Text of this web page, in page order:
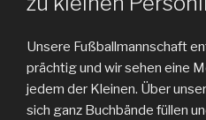
Unsere Fußballmannschaft
prächtig und wir sehen eine
jedem der Kleinen. Über
sich ganz Buchbände füllen